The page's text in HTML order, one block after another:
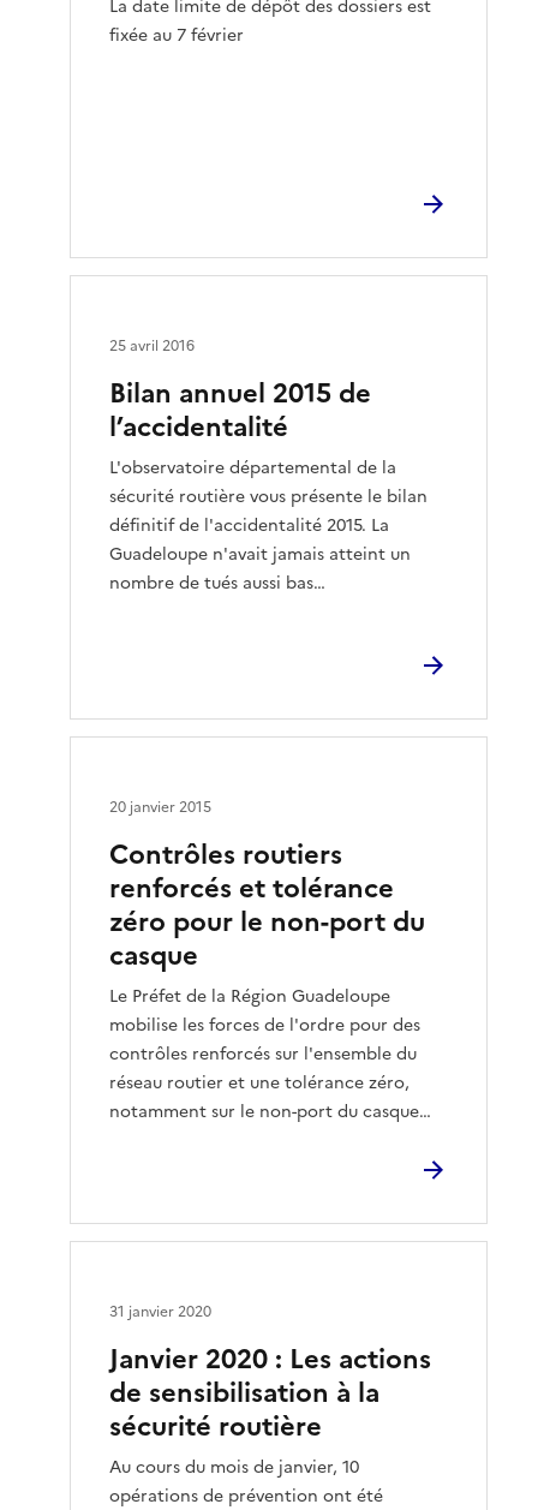
La date limite de dépôt des dossiers est
fixée au 7 février
Bilan annuel 2015 de
l’accidentalité
L'observatoire départemental de la
sécurité routière vous présente le bilan
définitif de l'accidentalité 2015. La
Guadeloupe n'avait jamais atteint un
nombre de tués aussi bas…
25 avril 2016
Contrôles routiers
renforcés et tolérance
zéro pour le non-port du
casque
Le Préfet de la Région Guadeloupe
mobilise les forces de l'ordre pour des
contrôles renforcés sur l'ensemble du
réseau routier et une tolérance zéro,
notamment sur le non-port du casque…
20 janvier 2015
Janvier 2020 : Les actions
de sensibilisation à la
sécurité routière
Au cours du mois de janvier, 10
opérations de prévention ont été
31 janvier 2020